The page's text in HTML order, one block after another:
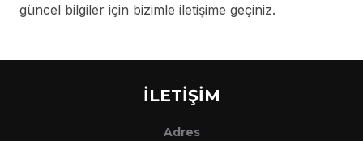
güncel bilgiler için bizimle iletişime geçiniz.
İLETİŞİM
Adres